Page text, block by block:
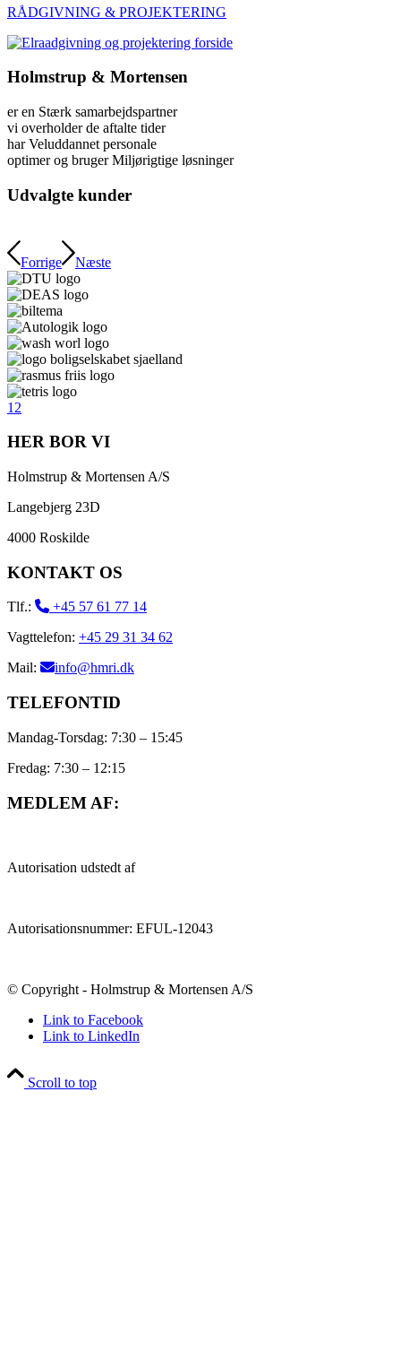
RÅDGIVNING & PROJEKTERING
Holmstrup & Mortensen
er en Stærk samarbejdspartner
vi overholder de aftalte tider
har Veluddannet personale
optimer og bruger Miljørigtige løsninger
Udvalgte kunder
Forrige Næste
1 2
HER BOR VI
Holmstrup & Mortensen A/S
Langebjerg 23D
4000 Roskilde
KONTAKT OS
Tlf.:
+45 57 61 77 14
Vagttelefon: +45 29 31 34 62
Mail:
info@hmri.dk
TELEFONTID
Mandag-Torsdag: 7:30 – 15:45
Fredag: 7:30 – 12:15
MEDLEM AF:
Autorisation udstedt af
Autorisationsnummer: EFUL-12043
© Copyright - Holmstrup & Mortensen A/S
Link to Facebook
Link to LinkedIn
Scroll to top